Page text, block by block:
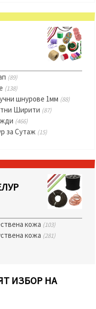
(89)
(138)
шнурове 1мм (88)
Ширити (87)
(466)
за Сутаж (15)
кожа (103)
кожа (281)
ИЗБОР НА